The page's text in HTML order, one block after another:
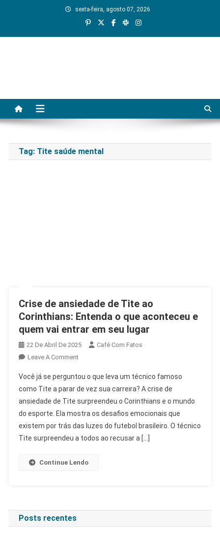
sexta-feira, agosto 07, 2026
Tag: Tite saúde mental
Crise de ansiedade de Tite ao
Corinthians: Entenda o que aconteceu e
quem vai entrar em seu lugar
22 De Abril De 2025
Café Com Fatos
Leave A CommentOn
De
Ansiedade
De
Tite
Ao
Corinthians:
Entrar
Você já se perguntou o que leva um técnico famoso
como Tite a parar de vez sua carreira? A crise de
ansiedade de Tite surpreendeu o Corinthians e o mundo
do esporte. Ela mostra os desafios emocionais que
existem por trás das luzes do futebol brasileiro. O técnico
Tite surpreendeu a todos ao recusar a […]
Continue Lendo
Posts recentes